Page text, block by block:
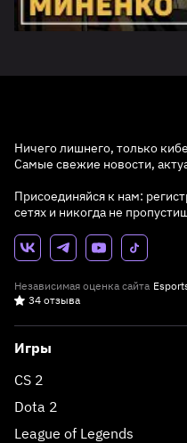
Ничего лишнего, только
Самые свежие новости,
Присоединяйся к нам:
сетях и никогда не
Независимая оценка сайта
34 отзыва
Игры
CS 2
Dota 2
League of Legends